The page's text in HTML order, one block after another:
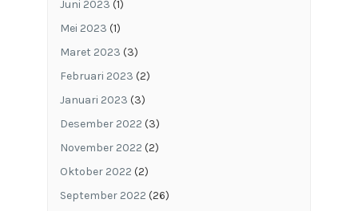
Juni 2023 (1)
Mei 2023 (1)
Maret 2023 (3)
Februari 2023 (2)
Januari 2023 (3)
Desember 2022 (3)
November 2022 (2)
Oktober 2022 (2)
September 2022 (26)